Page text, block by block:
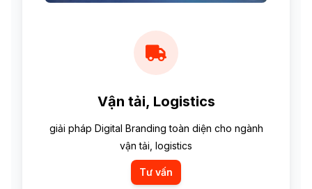
Vận tải, Logistics
giải pháp Digital Branding toàn diện cho ngành
vận tải, logistics
Tư vấn